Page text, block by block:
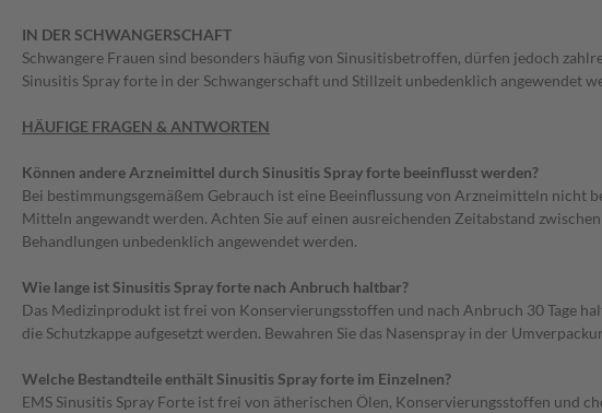
IN DER SCHWANGERSCHAFT
Schwangere Frauen sind besonders häufig von Sinusitisbetroffen, dürfen jedoch
Sinusitis Spray forte in der Schwangerschaft und Stillzeit unbedenklich angewendet
HÄUFIGE FRAGEN & ANTWORTEN
Können andere Arzneimittel durch Sinusitis Spray forte beeinflusst werden?
Bei bestimmungsgemäßem Gebrauch ist eine Beeinflussung von Arzneimitteln nicht
Mitteln angewandt werden. Achten Sie auf einen ausreichenden Zeitabstand
Behandlungen unbedenklich angewendet werden.
Wie lange ist Sinusitis Spray forte nach Anbruch haltbar?
Das Medizinprodukt ist frei von Konservierungsstoffen und nach Anbruch 30 Tage
die Schutzkappe aufgesetzt werden. Bewahren Sie das Nasenspray in der
Welche Bestandteile enthält Sinusitis Spray forte im Einzelnen?
EMS Sinusitis Spray Forte ist frei von ätherischen Ölen, Konservierungsstoffen und